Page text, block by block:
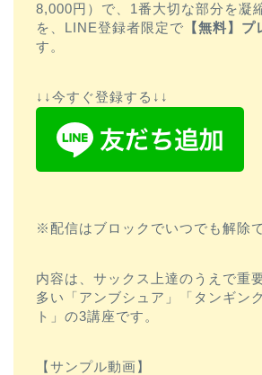
8,000円）で、1番大切な部分を凝
を、LINE登録者限定で 【無料】プ
す。
↓↓今すぐ登録する↓↓
※配信はブロックでいつでも解除
内容は、サックス上達のうえで重
多い「アンブシュア」「タンギン
ト」の3講座です。
【サンプル動画】